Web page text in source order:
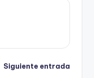
Siguiente entrada